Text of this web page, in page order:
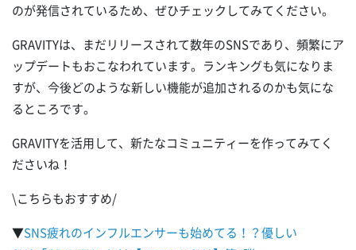
のが発信されているため、ぜひチェックしてみてください。
GRAVITYは、まだリリースされて数年のSNSであり、頻繁にア
ップデートもおこなわれています。ランキングも気になりま
すが、今後どのような新しい機能が追加されるのかも気にな
るところです。
GRAVITYを活用して、新たなコミュニティーを作ってみてく
ださいね！
\こちらもおすすめ/
▼SNS疲れのインフルエンサーも始めてる！？優しい